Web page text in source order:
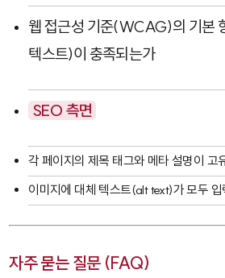
웹 접근성 기준(WCAG)의 기본
텍스트)이 충족되는가
SEO 측면
각 페이지의 제목 태그와 메타 설명이 고
이미지에 대체 텍스트(alt text)가 모두
자주 묻는 질문 (FAQ)